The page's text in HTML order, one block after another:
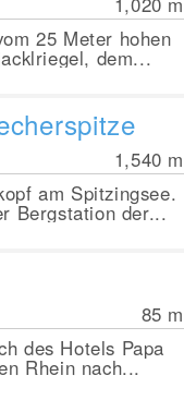
25 Meter hohen
dem...
1,540 m
am Spitzingsee.
Bergstation der...
85 m
des Hotels Papa
Rhein nach...